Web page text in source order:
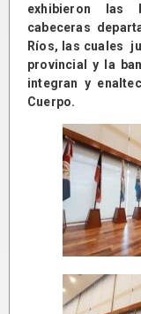
exhibieron las
cabeceras
Ríos, las cuales
provincial y la
integran y
Cuerpo.